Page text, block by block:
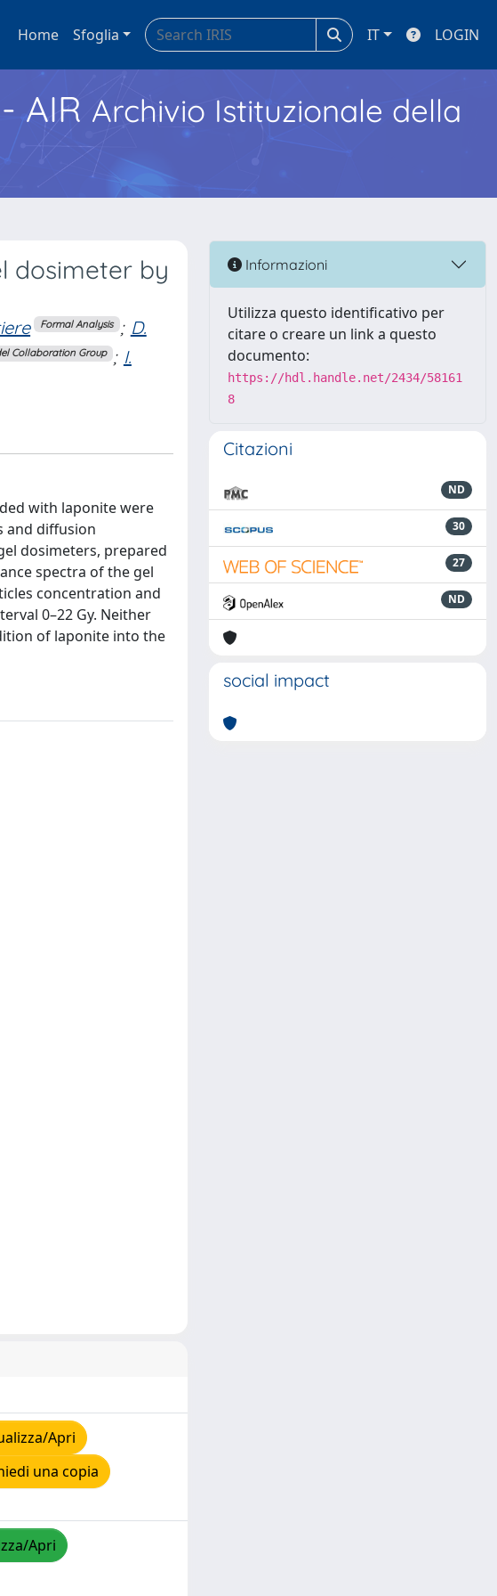
Home Sfoglia IT LOGIN
- AIR Archivio Istituzionale della
dosimeter by
Formal Analysis ; D.
Collaboration Group ; I.
with laponite were
and diffusion
dosimeters, prepared
spectra of the gel
concentration and
0–22 Gy. Neither
of laponite into the
Apri
una copia
Apri
Informazioni
Utilizza questo identificativo per
citare o creare un link a questo
documento:
https://hdl.handle.net/2434/58161
8
Citazioni
ND
30
27
ND
social impact